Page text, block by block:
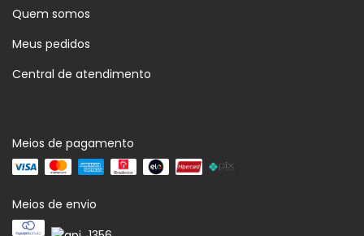
Quem somos
Meus pedidos
Central de atendimento
Meios de pagamento
Meios de envio